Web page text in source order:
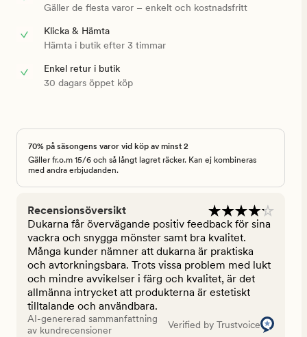
Gäller de flesta varor – enkelt och kostnadsfritt
Klicka & Hämta
Hämta i butik efter 3 timmar
Enkel retur i butik
30 dagars öppet köp
70% på säsongens varor vid köp av minst 2
Gäller fr.o.m 15/6 och så långt lagret räcker. Kan ej kombineras
med andra erbjudanden.
Recensionsöversikt
Dukarna får övervägande positiv feedback för sina
vackra och snygga mönster samt bra kvalitet.
Många kunder nämner att dukarna är praktiska
och avtorkningsbara. Trots vissa problem med lukt
och mindre avvikelser i färg och kvalitet, är det
allmänna intrycket att produkterna är estetiskt
tilltalande och användbara.
AI-genererad sammanfattning
av kundrecensioner
Verified by Trustvoice